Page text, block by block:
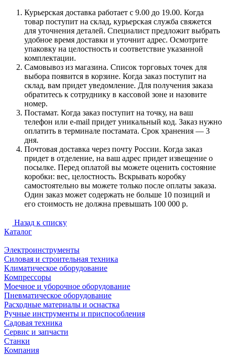
Курьерская доставка работает с 9.00 до 19.00. Когда
товар поступит на склад, курьерская служба свяжется
для уточнения деталей. Специалист предложит выбрать
удобное время доставки и уточнит адрес. Осмотрите
упаковку на целостность и соответствие указанной
комплектации.
Самовывоз из магазина. Список торговых точек для
выбора появится в корзине. Когда заказ поступит на
склад, вам придет уведомление. Для получения заказа
обратитесь к сотруднику в кассовой зоне и назовите
номер.
Постамат. Когда заказ поступит на точку, на ваш
телефон или e-mail придет уникальный код. Заказ нужно
оплатить в терминале постамата. Срок хранения — 3
дня.
Почтовая доставка через почту России. Когда заказ
придет в отделение, на ваш адрес придет извещение о
посылке. Перед оплатой вы можете оценить состояние
коробки: вес, целостность. Вскрывать коробку
самостоятельно вы можете только после оплаты заказа.
Один заказ может содержать не больше 10 позиций и
его стоимость не должна превышать 100 000 р.
Назад к списку
Каталог
Электроинструменты
Силовая и строительная техника
Климатическое оборудование
Компрессоры
Моечное и уборочное оборудование
Пневматическое оборудование
Расходные материалы и оснастка
Ручные инструменты и приспособления
Садовая техника
Сервис и запчасти
Станки
Компания